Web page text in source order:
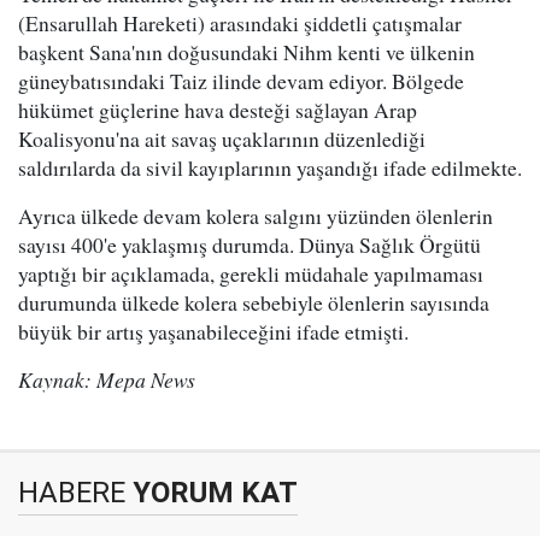
(Ensarullah Hareketi) arasındaki şiddetli çatışmalar
başkent Sana'nın doğusundaki Nihm kenti ve ülkenin
güneybatısındaki Taiz ilinde devam ediyor. Bölgede
hükümet güçlerine hava desteği sağlayan Arap
Koalisyonu'na ait savaş uçaklarının düzenlediği
saldırılarda da sivil kayıplarının yaşandığı ifade edilmekte.
Ayrıca ülkede devam kolera salgını yüzünden ölenlerin
sayısı 400'e yaklaşmış durumda. Dünya Sağlık Örgütü
yaptığı bir açıklamada, gerekli müdahale yapılmaması
durumunda ülkede kolera sebebiyle ölenlerin sayısında
büyük bir artış yaşanabileceğini ifade etmişti.
Kaynak: Mepa News
HABERE YORUM KAT